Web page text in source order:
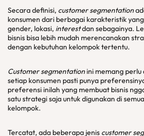
Secara definisi, customer segmentation
konsumen dari berbagai karakteristik
gender, lokasi, interestdan sebagainya.
bisnis bisa lebih mudah merencanakan
dengan kebutuhan kelompok tertentu.
Customer segmentationini memang
setiap konsumen pasti punya
preferensi inilah yang membuat bisnis
satu strategi saja untuk digunakan di
kelompok.
Tercatat, ada beberapa jenis customer